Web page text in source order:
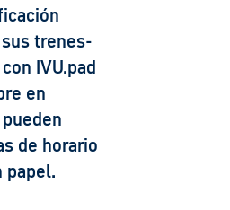
trenes-
IVU.pad
en
de horario
papel.